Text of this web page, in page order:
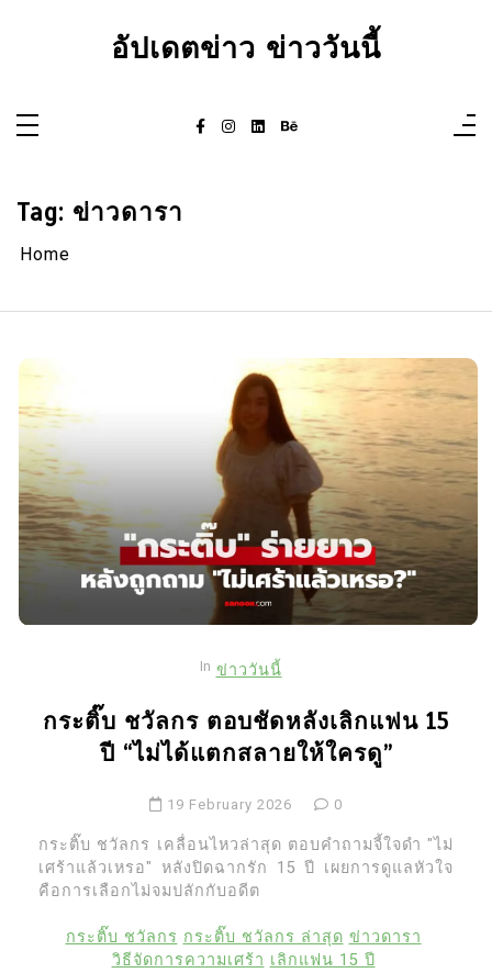
อัปเดตข่าว ข่าววันนี้
Tag: ข่าวดารา
Home
In ข่าววันนี้
กระติ๊บ ชวัลกร ตอบชัดหลังเลิกแฟน 15
ปี “ไม่ได้แตกสลายให้ใครดู”
19 February 2026 0
กระติ๊บ ชวัลกร เคลื่อนไหวล่าสุด ตอบคำถามจี้ใจดำ "ไม่
เศร้าแล้วเหรอ" หลังปิดฉากรัก 15 ปี เผยการดูแลหัวใจ
คือการเลือกไม่จมปลักกับอดีต
กระติ๊บ ชวัลกร กระติ๊บ ชวัลกร ล่าสุด ข่าวดารา
วิธีจัดการความเศร้า เลิกแฟน 15 ปี